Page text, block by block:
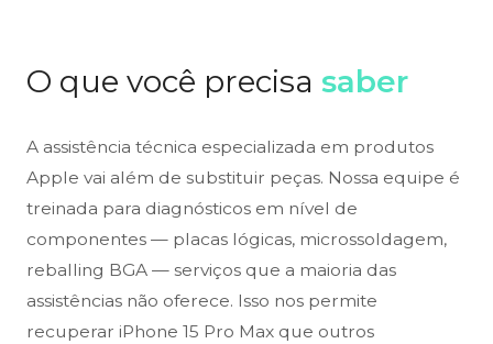
O que você precisa saber
A assistência técnica especializada em produtos
Apple vai além de substituir peças. Nossa equipe é
treinada para diagnósticos em nível de
componentes — placas lógicas, microssoldagem,
reballing BGA — serviços que a maioria das
assistências não oferece. Isso nos permite
recuperar iPhone 15 Pro Max que outros